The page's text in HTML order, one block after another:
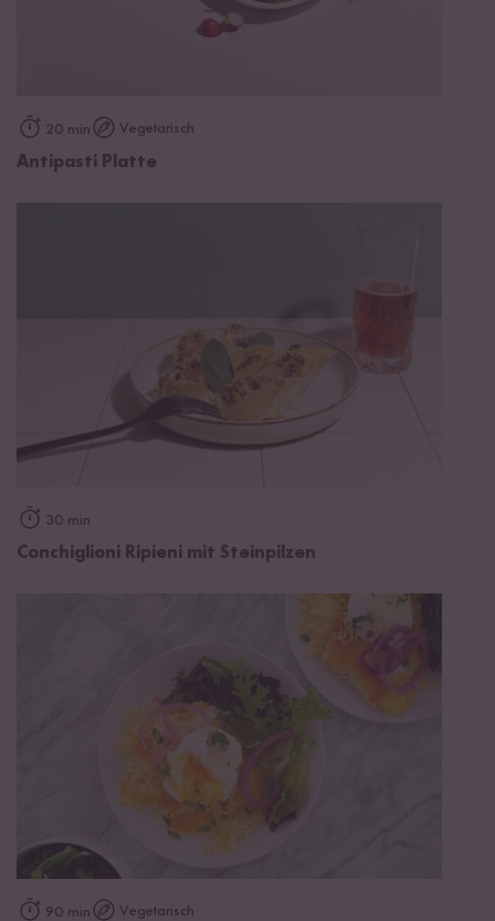
20 min Vegetarisch
Antipasti Platte
30 min
Conchiglioni Ripieni mit Steinpilzen
90 min Vegetarisch